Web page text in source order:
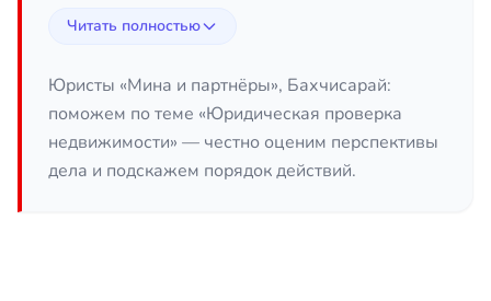
Что проверяете?
при наличии фамилий предидущих владельцев -
на наличие споров по их фамилиям. Проверим
подозрений на "каскад" продаж проверим
фамилию предидущего владельца. Проверим
Читать полностью
Юристы «Мина и партнёры», Бахчисарай:
поможем по теме «Юридическая проверка
недвижимости» — честно оценим перспективы
дела и подскажем порядок действий.